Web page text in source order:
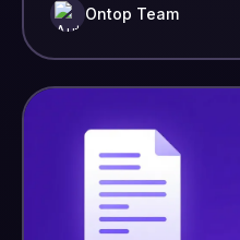
Ontop Team